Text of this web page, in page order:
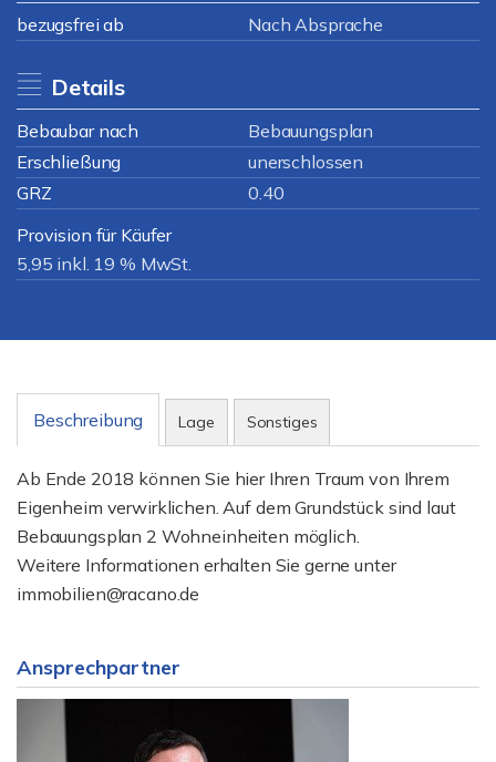
bezugsfrei ab Nach Absprache
Details
Bebaubar nach
Bebauungsplan
Erschließung
unerschlossen
GRZ
0.40
Provision für Käufer
5,95 inkl. 19 % MwSt.
Beschreibung Lage Sonstiges
Ab Ende 2018 können Sie hier Ihren Traum von Ihrem
Eigenheim verwirklichen. Auf dem Grundstück sind laut
Bebauungsplan 2 Wohneinheiten möglich.
Weitere Informationen erhalten Sie gerne unter
immobilien@racano.de
Ansprechpartner